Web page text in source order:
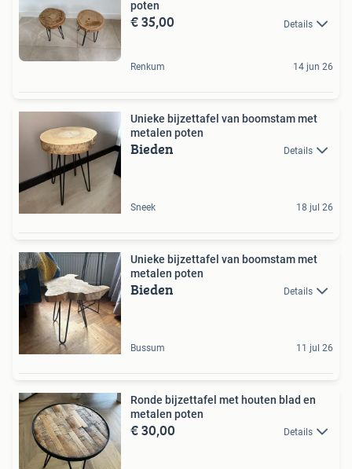
poten
€ 35,00 Details
Renkum 14 jun 26
Unieke bijzettafel van boomstam met
metalen poten
Bieden Details
Sneek 18 jul 26
Unieke bijzettafel van boomstam met
metalen poten
Bieden Details
Bussum 11 jul 26
Ronde bijzettafel met houten blad en
metalen poten
€ 30,00 Details